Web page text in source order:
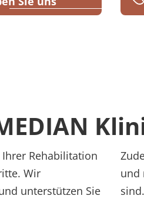
Rehabilitation
Wir
unterstützen Sie
und